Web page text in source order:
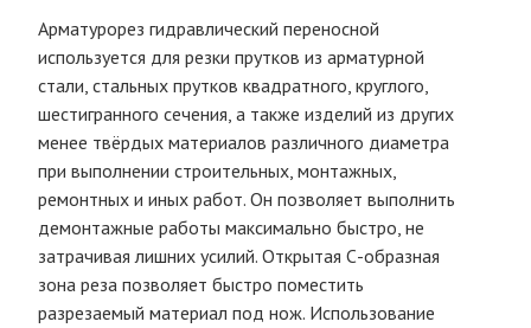
Арматурорез гидравлический переносной
используется для резки прутков из арматурной
стали, стальных прутков квадратного, круглого,
шестигранного сечения, а также изделий из других
менее твёрдых материалов различного диаметра
при выполнении строительных, монтажных,
ремонтных и иных работ. Он позволяет выполнить
демонтажные работы максимально быстро, не
затрачивая лишних усилий. Открытая С-образная
зона реза позволяет быстро поместить
разрезаемый материал под нож. Использование